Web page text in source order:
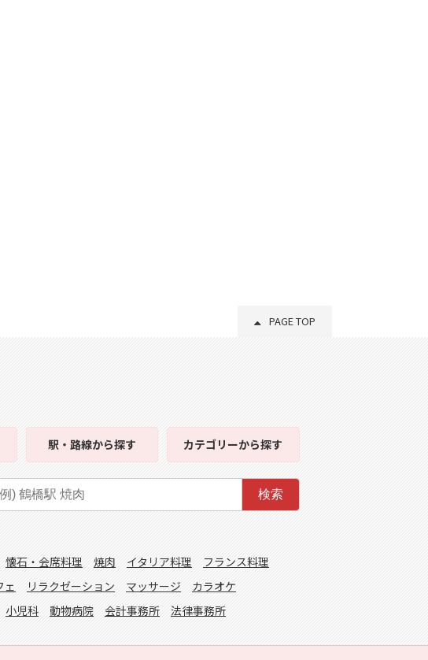
PAGE TOP
駅・路線から探す カテゴリーから探す
検索
懐石・会席料理 焼肉 イタリア料理
フランス料理
ェ リラクゼーション マッサージ
カラオケ
小児科 動物病院 会計事務所 法律事務所